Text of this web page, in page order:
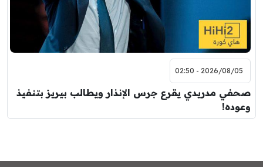
2026/08/05 - 02:50
صحفي مدريدي يقرع جرس الإنذار ويطالب بيريز بتنفيذ
وعوده!